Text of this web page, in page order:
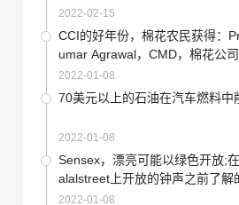
2022-02-15
CCI的好年份，棉花农民获得：
umar Agrawal，CMD，棉花公
2022-01-08
70美元以上的石油在汽车燃料中
2022-01-08
Sensex，漂亮可能以绿色开放;
alalstreet上开放的钟声之前了解
2022-01-08